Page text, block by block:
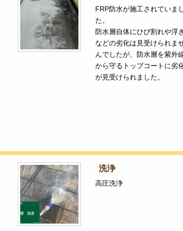
FRP防水が施工されていま
た。
防水層自体にひび割れや浮き
などの劣化は見受けられま
んでしたが、防水層を紫外
から守るトップコートに劣
が見受けられました。
洗浄
高圧洗浄